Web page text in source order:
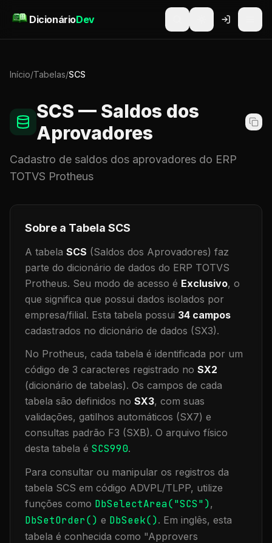
DicionárioDev
Início/Tabelas/SCS
SCS — Saldos dos
Aprovadores
Cadastro de saldos dos aprovadores do ERP
TOTVS Protheus
Sobre a Tabela SCS
A tabela SCS (Saldos dos Aprovadores) faz
parte do dicionário de dados do ERP TOTVS
Protheus. Seu modo de acesso é Exclusivo, o
que significa que possui dados isolados por
empresa/filial. Esta tabela possui 34 campos
cadastrados no dicionário de dados (SX3).
No Protheus, cada tabela é identificada por um
código de 3 caracteres registrado no SX2
(dicionário de tabelas). Os campos de cada
tabela são definidos no SX3, com suas
validações, gatilhos automáticos (SX7) e
consultas padrão F3 (SXB). O arquivo físico
desta tabela é SCS990.
Para consultar ou manipular os registros da
tabela SCS em código ADVPL/TLPP, utilize
funções como DbSelectArea("SCS"),
DbSetOrder() e DbSeek(). Em inglês, esta
tabela é conhecida como "Approvers